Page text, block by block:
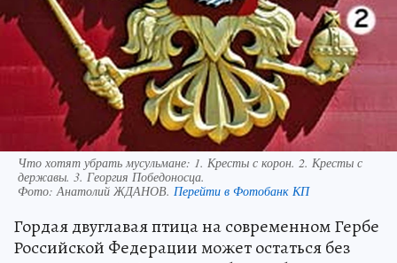
Что хотят убрать мусульмане: 1. Кресты с корон. 2. Кресты с
державы. 3. Георгия Победоносца.
Фото:Анатолий ЖДАНОВ. Перейти в Фотобанк КП
Гордая двуглавая птица на современном Гербе
Российской Федерации может остаться без